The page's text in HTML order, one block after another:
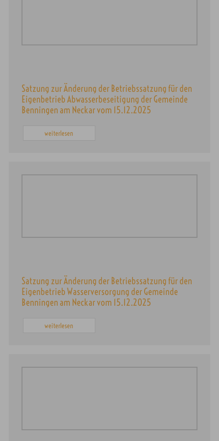
Satzung zur Änderung der Betriebssatzung für den
Eigenbetrieb Abwasserbeseitigung der Gemeinde
Benningen am Neckar vom 15.12.2025
weiterlesen
Satzung zur Änderung der Betriebssatzung für den
Eigenbetrieb Wasserversorgung der Gemeinde
Benningen am Neckar vom 15.12.2025
weiterlesen